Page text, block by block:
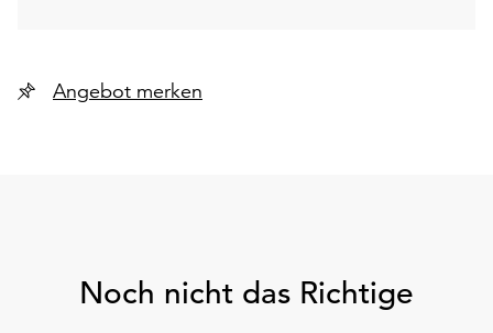
Angebot merken
Noch nicht das Richtige